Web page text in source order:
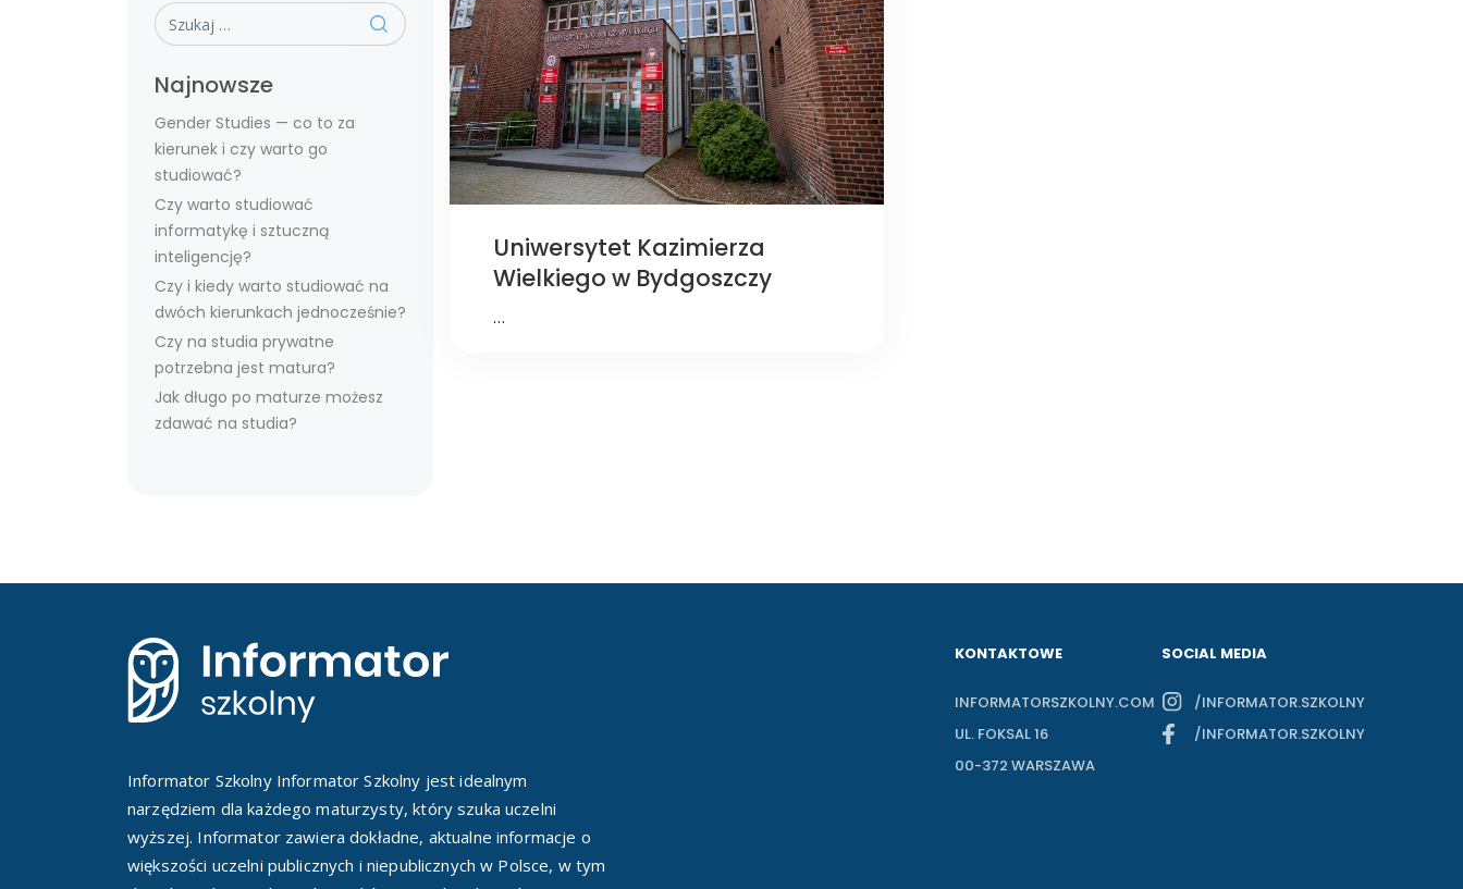
Szukaj
Najnowsze
Gender Studies — co to za
kierunek i czy warto go
studiować?
Czy warto studiować
informatykę i sztuczną
inteligencję?
Czy i kiedy warto studiować na
dwóch kierunkach jednocześnie?
Czy na studia prywatne
potrzebna jest matura?
Jak długo po maturze możesz
zdawać na studia?
Uniwersytet Kazimierza
Wielkiego w Bydgoszczy
…
Informator Szkolny Informator Szkolny jest idealnym
narzędziem dla każdego maturzysty, który szuka uczelni
wyższej. Informator zawiera dokładne, aktualne informacje o
większości uczelni publicznych i niepublicznych w Polsce, w tym
KONTAKTOWE
INFORMATORSZKOLNY.COM
UL. FOKSAL 16
00-372 WARSZAWA
SOCIAL MEDIA
/INFORMATOR.SZKOLNY
/INFORMATOR.SZKOLNY